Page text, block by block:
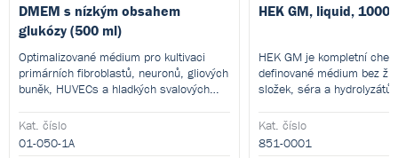
DMEM s nízkým obsahem
glukózy (500 ml)
Optimalizované médium pro kultivaci
primárních fibroblastů, neuronů, gliových
buněk, HUVECs a hladkých svalových
kontrolu změn pH během kultivace.
Kat. číslo
01-050-1A
HEK GM, liquid, 1000
HEK GM je kompletní
definované médium bez
složek, séra a hydrolyzátů.
Kat. číslo
851-0001